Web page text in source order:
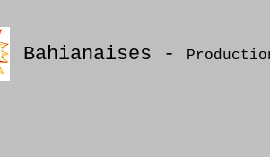
Bahianaises -